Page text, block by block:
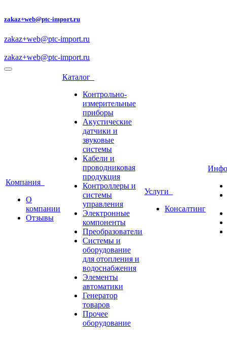
zakaz+web@ptc-import.ru
zakaz+web@ptc-import.ru
zakaz+web@ptc-import.ru
Компания
О
компании
Отзывы
Каталог
Контрольно-
измерительные
приборы
Акустические
датчики и
звуковые
системы
Кабели и
проводниковая
продукция
Контроллеры и
системы
управления
Электронные
компоненты
Преобразователи
Системы и
оборудование
для отопления и
водоснабжения
Элементы
автоматики
Генератор
товаров
Прочее
оборудование
Услуги
Консалтинг